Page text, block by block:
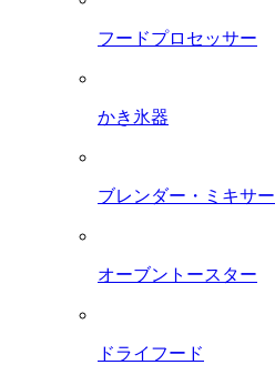
フードプロセッサー
かき氷器
ブレンダー・ミキサー
オーブントースター
ドライフード